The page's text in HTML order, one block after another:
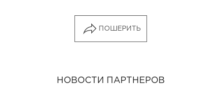
ПОШЕРИТЬ
НОВОСТИ ПАРТНЕРОВ